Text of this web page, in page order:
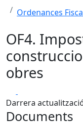
Ordenances
OF4.
obres
Darrera
Documents